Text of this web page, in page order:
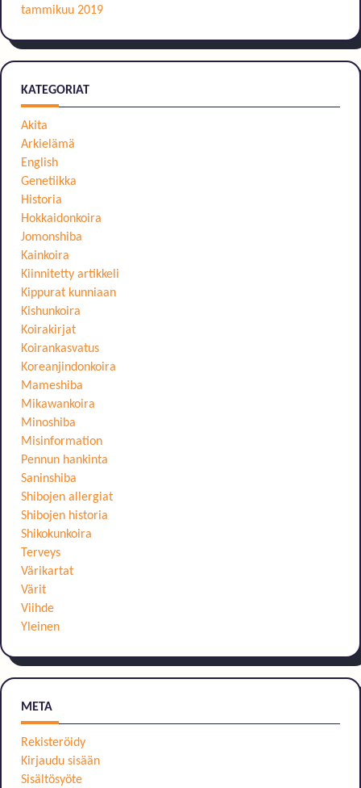
tammikuu 2019
KATEGORIAT
Akita
Arkielämä
English
Genetiikka
Historia
Hokkaidonkoira
Jomonshiba
Kainkoira
Kiinnitetty artikkeli
Kippurat kunniaan
Kishunkoira
Koirakirjat
Koirankasvatus
Koreanjindonkoira
Mameshiba
Mikawankoira
Minoshiba
Misinformation
Pennun hankinta
Saninshiba
Shibojen allergiat
Shibojen historia
Shikokunkoira
Terveys
Värikartat
Värit
Viihde
Yleinen
META
Rekisteröidy
Kirjaudu sisään
Sisältösyöte